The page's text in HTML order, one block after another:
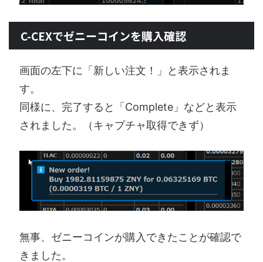
C-CEXでゼニーコインを購入確認
画面の左下に「新しい注文！」と表示されま
す。
同様に、完了すると「Complete」などと表示
されました。（キャプチャ取得できず）
無事、ゼニーコインが購入できたことが確認で
きました。